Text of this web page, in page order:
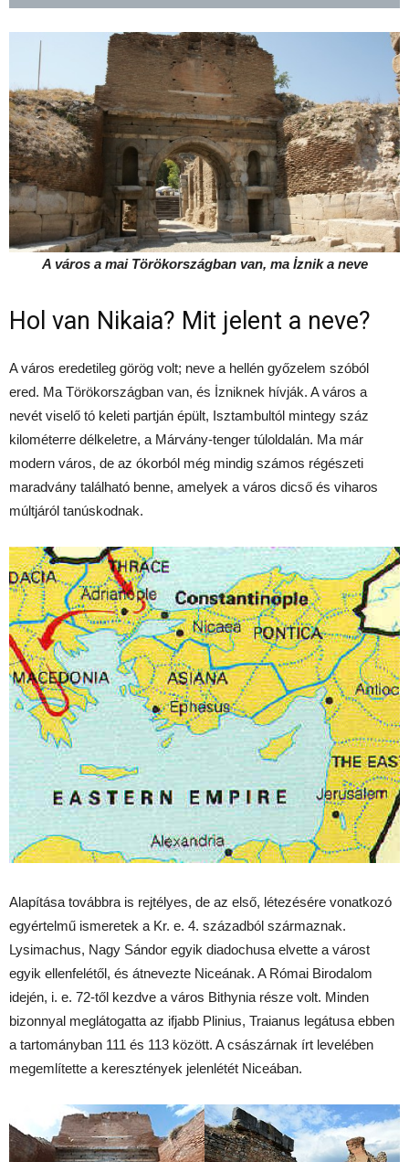
A város a mai Törökországban van, ma İznika neve
Hol van Nikaia? Mit jelent a neve?
A város eredetileg görög volt; neve a hellén győzelem szóból
ered. Ma Törökországban van, és İzniknek hívják. A város a
nevét viselő tó keleti partján épült, Isztambultól mintegy száz
kilométerre délkeletre, a Márvány-tenger túloldalán. Ma már
modern város, de az ókorból még mindig számos régészeti
maradvány található benne, amelyek a város dicső és viharos
múltjáról tanúskodnak.
Alapítása továbbra is rejtélyes, de az első, létezésére vonatkozó
egyértelmű ismeretek a Kr. e. 4. századból származnak.
Lysimachus, Nagy Sándor egyik diadochusa elvette a várost
egyik ellenfelétől, és átnevezte Niceának. A Római Birodalom
idején, i. e. 72-től kezdve a város Bithynia része volt. Minden
bizonnyal meglátogatta az ifjabb Plinius, Traianus legátusa ebben
a tartományban 111 és 113 között. A császárnak írt levelében
megemlítette a keresztények jelenlétét Niceában.